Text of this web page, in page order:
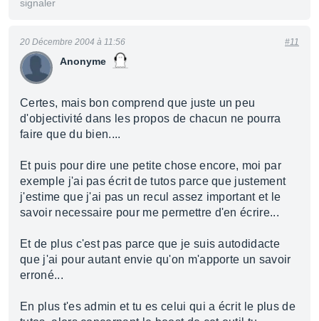
signaler
Anonyme
20 Décembre 2004 à 11:56 #11
Certes, mais bon comprend que juste un peu
d'objectivité dans les propos de chacun ne pourra
faire que du bien....
Et puis pour dire une petite chose encore, moi par
exemple j'ai pas écrit de tutos parce que justement
j'estime que j'ai pas un recul assez important et le
savoir necessaire pour me permettre d'en écrire...
Et de plus c'est pas parce que je suis autodidacte
que j'ai pour autant envie qu'on m'apporte un savoir
erroné...
En plus t'es admin et tu es celui qui a écrit le plus de